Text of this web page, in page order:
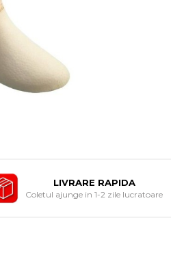
LIVRARE RAPIDA
Coletul ajunge in 1-2 zile lucratoare